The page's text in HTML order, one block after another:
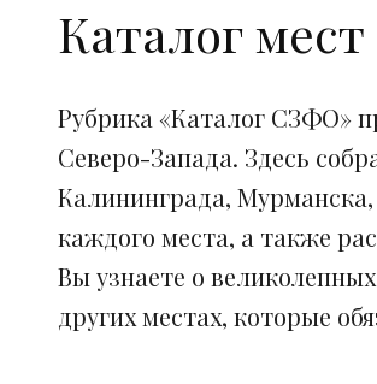
Каталог
Рубрика «Каталог СЗФО»
Северо-Запада. Здесь
Калининграда,
каждого места, а также
Вы узнаете о
других местах, которые